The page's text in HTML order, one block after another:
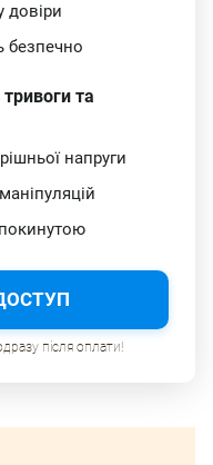
довіри
безпечно
та
напруги
після оплати!